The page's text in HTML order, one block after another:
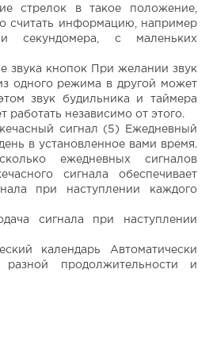
стрелок в такое положение,
считать информацию, например
секундомера, с маленьких
звука кнопок При желании звук
одного режима в другой может
звук будильника и таймера
работать независимо от этого.
сигнал (5) Ежедневный
в установленное вами время.
ежедневных сигналов
сигнала обеспечивает
при наступлении каждого
сигнала при наступлении
календарь Автоматически
продолжительности и